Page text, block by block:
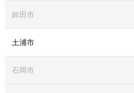
鉾田市
土浦市
石岡市